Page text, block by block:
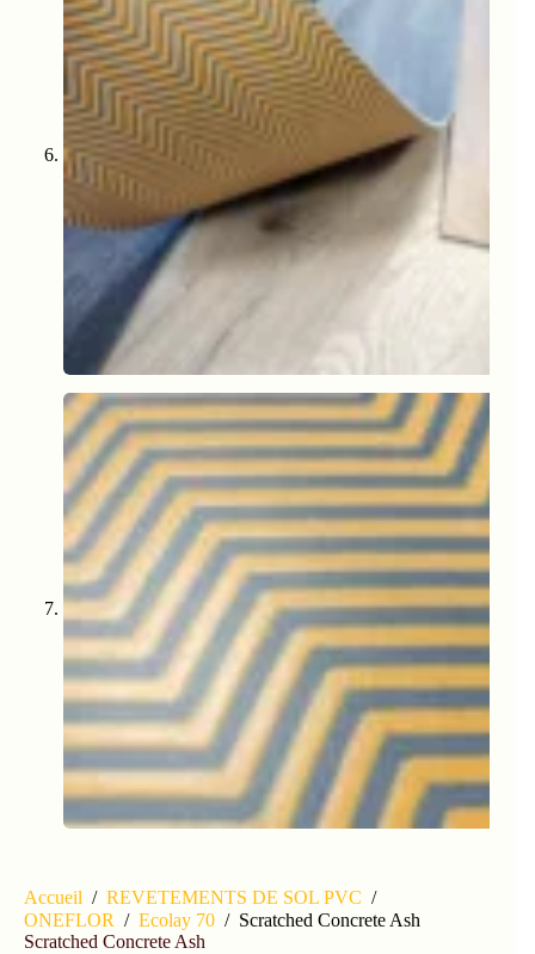
Accueil / REVETEMENTS DE SOL PVC /
ONEFLOR / Ecolay 70 / Scratched Concrete Ash
Scratched Concrete Ash